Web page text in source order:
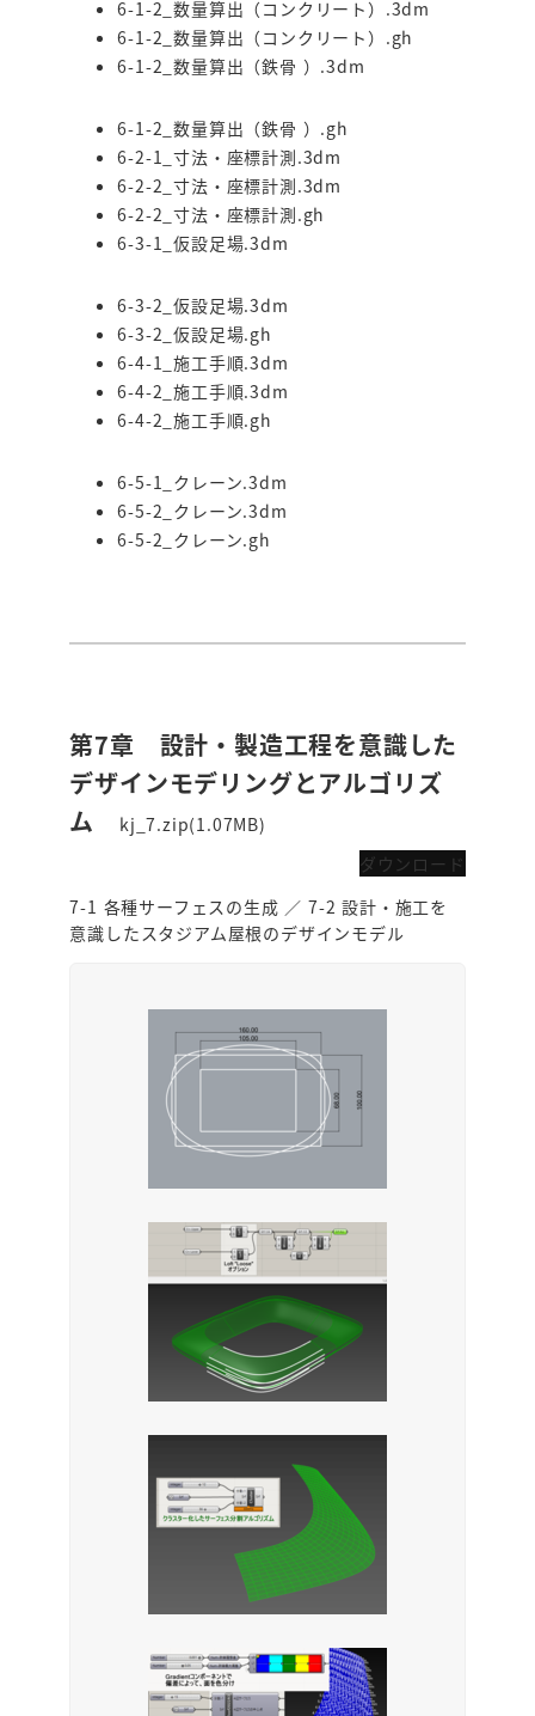
6-1-2_数量算出（コンクリート）.3dm
6-1-2_数量算出（コンクリート）.gh
6-1-2_数量算出（鉄骨 ）.3dm
6-1-2_数量算出（鉄骨 ）.gh
6-2-1_寸法・座標計測.3dm
6-2-2_寸法・座標計測.3dm
6-2-2_寸法・座標計測.gh
6-3-1_仮設足場.3dm
6-3-2_仮設足場.3dm
6-3-2_仮設足場.gh
6-4-1_施工手順.3dm
6-4-2_施工手順.3dm
6-4-2_施工手順.gh
6-5-1_クレーン.3dm
6-5-2_クレーン.3dm
6-5-2_クレーン.gh
第7章 設計・製造工程を意識した
デザインモデリングとアルゴリズ
ム
kj_7.zip(1.07MB)
ダウンロード
7-1 各種サーフェスの生成 ／ 7-2 設計・施工を
意識したスタジアム屋根のデザインモデル